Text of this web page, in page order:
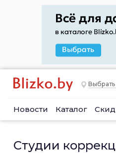
Новости Каталог
Студии